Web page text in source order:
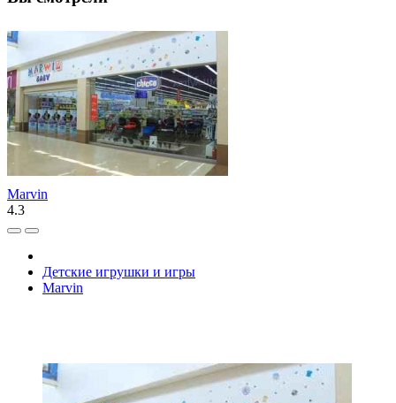
Marvin
4.3
Детские игрушки и игры
Marvin